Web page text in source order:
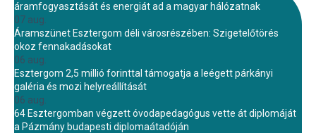
áramfogyasztását és energiát ad a magyar hálózatnak
07 aug.
Áramszünet Esztergom déli városrészében: Szigetelőtörés
okoz fennakadásokat
06 aug.
Esztergom 2,5 millió forinttal támogatja a leégett párkányi
galéria és mozi helyreállítását
06 aug.
64 Esztergomban végzett óvodapedagógus vette át diplomáját
a Pázmány budapesti diplomaátadóján